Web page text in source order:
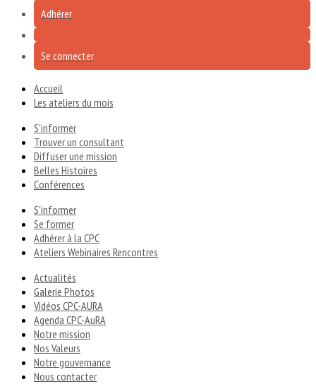
Adhérer
Se connecter
Accueil
Les ateliers du mois
S'informer
Trouver un consultant
Diffuser une mission
Belles Histoires
Conférences
S'informer
Se former
Adhérer à la CPC
Ateliers Webinaires Rencontres
Actualités
Galerie Photos
Vidéos CPC-AURA
Agenda CPC-AuRA
Notre mission
Nos Valeurs
Notre gouvernance
Nous contacter